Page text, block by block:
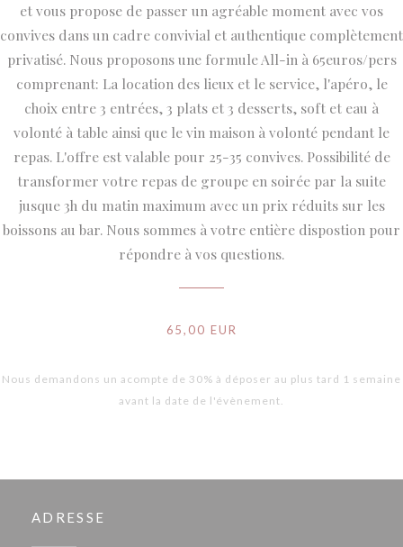
et vous propose de passer un agréable moment avec vos
convives dans un cadre convivial et authentique complètement
privatisé. Nous proposons une formule All-in à 65euros/pers
comprenant: La location des lieux et le service, l'apéro, le
choix entre 3 entrées, 3 plats et 3 desserts, soft et eau à
volonté à table ainsi que le vin maison à volonté pendant le
repas. L'offre est valable pour 25-35 convives. Possibilité de
transformer votre repas de groupe en soirée par la suite
jusque 3h du matin maximum avec un prix réduits sur les
boissons au bar. Nous sommes à votre entière dispostion pour
répondre à vos questions.
65,00 EUR
Nous demandons un acompte de 30% à déposer au plus tard 1 semaine
avant la date de l'évènement.
ADRESSE